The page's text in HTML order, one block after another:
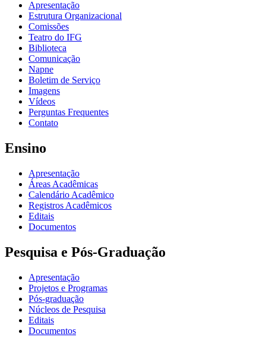
Apresentação
Estrutura Organizacional
Comissões
Teatro do IFG
Biblioteca
Comunicação
Napne
Boletim de Serviço
Imagens
Vídeos
Perguntas Frequentes
Contato
Ensino
Apresentação
Áreas Acadêmicas
Calendário Acadêmico
Registros Acadêmicos
Editais
Documentos
Pesquisa e Pós-Graduação
Apresentação
Projetos e Programas
Pós-graduação
Núcleos de Pesquisa
Editais
Documentos